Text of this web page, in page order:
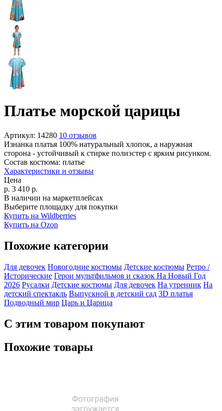
Платье морской царицы
Артикул: 14280 10 отзывов
Изнанка платья 100% натуральный хлопок, а наружная
сторона - устойчивый к стирке полиэстер c ярким рисунком.
Состав костюма: платье
Характеристики и отзывы
Цена
р. 3 410 р.
В наличии на маркетплейсах
Выберите площадку для покупки
Купить на Wildberries
Купить на Ozon
Похожие категории
Для девочек Новогодние костюмы Детские костюмы Ретро /
Исторические Герои мультфильмов и сказок На Новый Год
2026 Русалки Детские костюмы Для девочек На утренник На
детский спектакль Выпускной в детский сад 3D платья
Подводный мир Царь и Царица
С этим товаром покупают
Похожие товары